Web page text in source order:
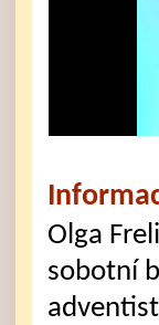
Olga
sobotní